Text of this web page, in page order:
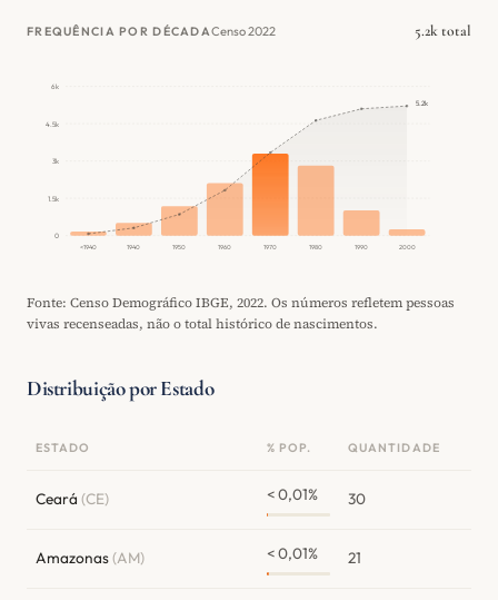
FREQUÊNCIA POR DÉCADACenso 2022 5.2k total
0
1.5k
3k
4.5k
6k
<1940 1940 1950 1960 1970 1980 1990 2000
5.2k
Fonte: Censo Demográfico IBGE, 2022. Os números refletem pessoas
vivas recenseadas, não o total histórico de nascimentos.
Distribuição por Estado
ESTADO % POP. QUANTIDADE
Ceará (CE) < 0,01% 30
Amazonas(AM) < 0,01% 21